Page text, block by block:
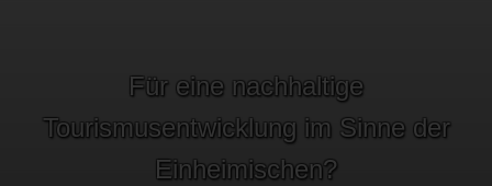
Für eine nachhaltige
Tourismusentwicklung im Sinne der
Einheimischen?